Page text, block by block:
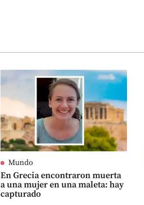
Mundo
En Grecia encontraron muerta
a una mujer en una maleta: hay
capturado